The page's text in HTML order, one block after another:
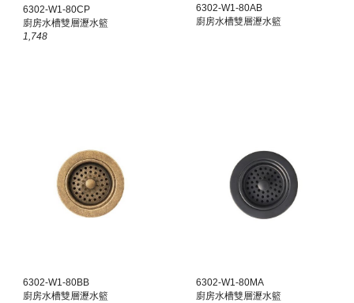
6302-W1-80CP
廚房水槽雙層瀝水籃
1,748
6302-W1-80AB
廚房水槽雙層瀝水籃
6302-W1-80BB
廚房水槽雙層瀝水籃
6302-W1-80MA
廚房水槽雙層瀝水籃